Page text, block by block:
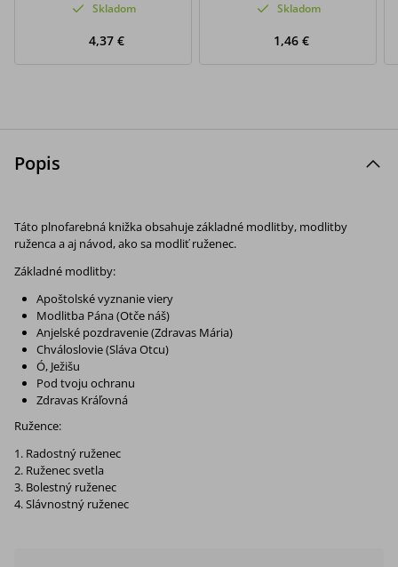
Skladom
4,37 €
Skladom
1,46 €
Popis
Táto plnofarebná knižka obsahuje základné modlitby, modlitby
ruženca a aj návod, ako sa modliť ruženec.
Základné modlitby:
Apoštolské vyznanie viery
Modlitba Pána (Otče náš)
Anjelské pozdravenie (Zdravas Mária)
Chváloslovie (Sláva Otcu)
Ó, Ježišu
Pod tvoju ochranu
Zdravas Kráľovná
Ružence:
Radostný ruženec
Ruženec svetla
Bolestný ruženec
Slávnostný ru­ženec